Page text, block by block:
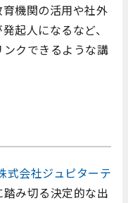
機関の活用や社外
起人になるなど、
クできるような講
式会社ジュピターテ
み切る決定的な出